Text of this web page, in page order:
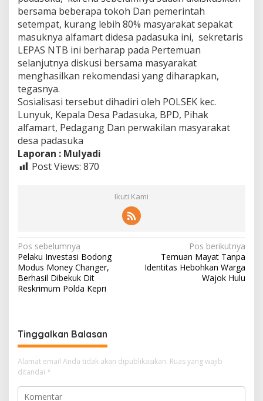
bersama beberapa tokoh Dan pemerintah
setempat, kurang lebih 80% masyarakat sepakat
masuknya alfamart didesa padasuka ini, sekretaris
LEPAS NTB ini berharap pada Pertemuan
selanjutnya diskusi bersama masyarakat
menghasilkan rekomendasi yang diharapkan,
tegasnya.
Sosialisasi tersebut dihadiri oleh POLSEK kec.
Lunyuk, Kepala Desa Padasuka, BPD, Pihak
alfamart, Pedagang Dan perwakilan masyarakat
desa padasuka
Laporan : Mulyadi
Post Views: 870
Ikuti Kami
Navigasi
pos
Pos sebelumnya
Pelaku Investasi Bodong
Modus Money Changer,
Berhasil Dibekuk Dit
Reskrimum Polda Kepri
Pos berikutnya
Temuan Mayat Tanpa
Identitas Hebohkan Warga
Wajok Hulu
Tinggalkan Balasan
Alamat email Anda tidak akan dipublikasikan. Ruas yang wajib
ditandai *